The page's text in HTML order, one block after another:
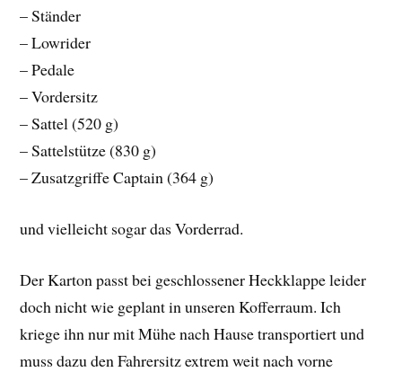
– Ständer
– Lowrider
– Pedale
– Vordersitz
– Sattel (520 g)
– Sattelstütze (830 g)
– Zusatzgriffe Captain (364 g)
und vielleicht sogar das Vorderrad.
Der Karton passt bei geschlossener Heckklappe leider
doch nicht wie geplant in unseren Kofferraum. Ich
kriege ihn nur mit Mühe nach Hause transportiert und
muss dazu den Fahrersitz extrem weit nach vorne